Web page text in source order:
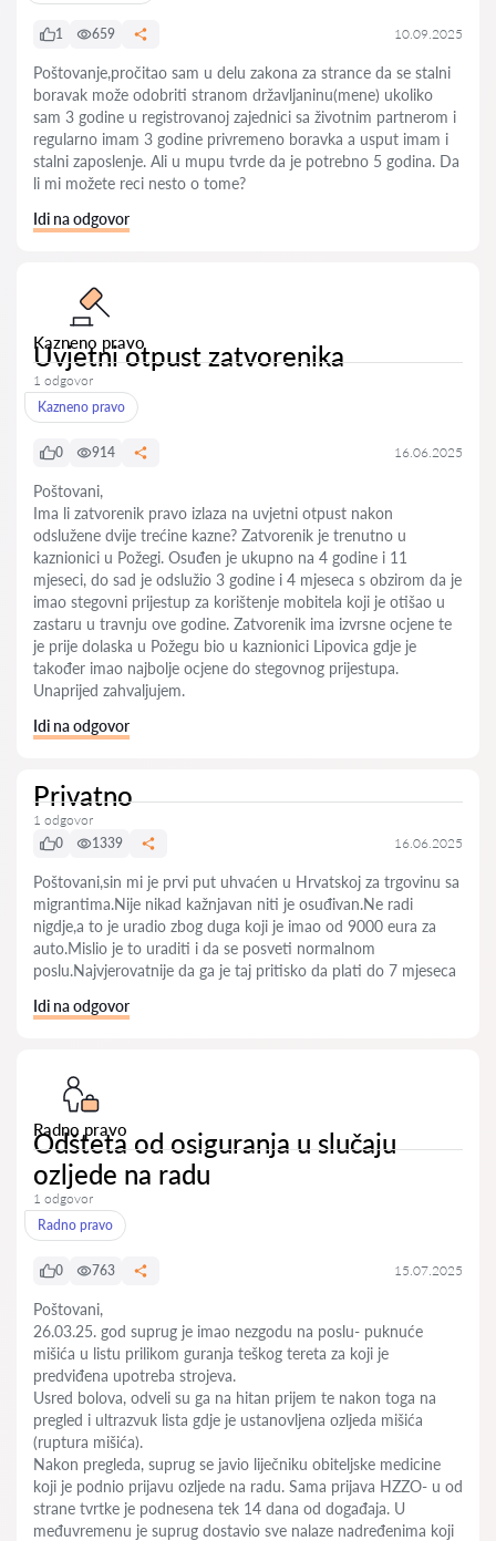
1 659 10.09.2025
Poštovanje,pročitao sam u delu zakona za strance da se stalni
boravak može odobriti stranom državljaninu(mene) ukoliko
sam 3 godine u registrovanoj zajednici sa životnim partnerom i
regularno imam 3 godine privremeno boravka a usput imam i
stalni zaposlenje. Ali u mupu tvrde da je potrebno 5 godina. Da
li mi možete reci nesto o tome?
Idi na odgovor
Kazneno pravo
Uvjetni otpust zatvorenika
1 odgovor
Kazneno pravo
0 914 16.06.2025
Poštovani,
Ima li zatvorenik pravo izlaza na uvjetni otpust nakon
odslužene dvije trećine kazne? Zatvorenik je trenutno u
kaznionici u Požegi. Osuđen je ukupno na 4 godine i 11
mjeseci, do sad je odslužio 3 godine i 4 mjeseca s obzirom da je
imao stegovni prijestup za korištenje mobitela koji je otišao u
zastaru u travnju ove godine. Zatvorenik ima izvrsne ocjene te
je prije dolaska u Požegu bio u kaznionici Lipovica gdje je
također imao najbolje ocjene do stegovnog prijestupa.
Unaprijed zahvaljujem.
Idi na odgovor
Privatno
1 odgovor
0
1339 16.06.2025
Poštovani,sin mi je prvi put uhvaćen u Hrvatskoj za trgovinu sa
migrantima.Nije nikad kažnjavan niti je osuđivan.Ne radi
nigdje,a to je uradio zbog duga koji je imao od 9000 eura za
auto.Mislio je to uraditi i da se posveti normalnom
poslu.Najvjerovatnije da ga je taj pritisko da plati do 7 mjeseca
Idi na odgovor
Radno pravo
Odšteta od osiguranja u slučaju
ozljede na radu
1 odgovor
Radno pravo
0 763 15.07.2025
Poštovani,
26.03.25. god suprug je imao nezgodu na poslu- puknuće
mišića u listu prilikom guranja teškog tereta za koji je
predviđena upotreba strojeva.
Usred bolova, odveli su ga na hitan prijem te nakon toga na
pregled i ultrazvuk lista gdje je ustanovljena ozljeda mišića
(ruptura mišića).
Nakon pregleda, suprug se javio liječniku obiteljske medicine
koji je podnio prijavu ozljede na radu. Sama prijava HZZO- u od
strane tvrtke je podnesena tek 14 dana od događaja. U
međuvremenu je suprug dostavio sve nalaze nadređenima koji